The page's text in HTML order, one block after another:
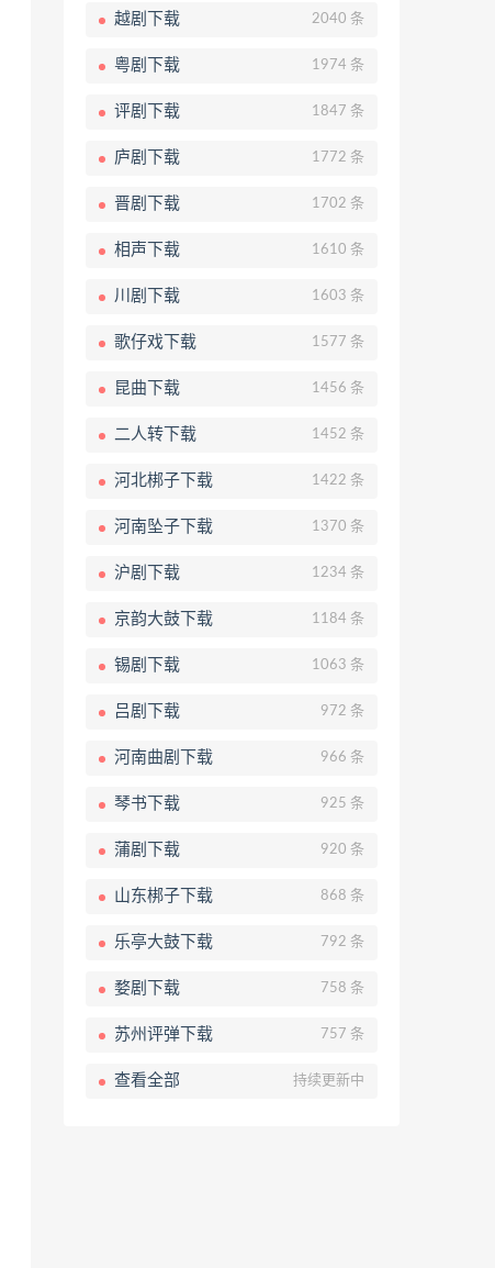
越剧下载 2040 条
粤剧下载 1974 条
评剧下载 1847 条
庐剧下载 1772 条
晋剧下载 1702 条
相声下载 1610 条
川剧下载 1603 条
歌仔戏下载 1577 条
昆曲下载 1456 条
二人转下载 1452 条
河北梆子下载 1422 条
河南坠子下载 1370 条
沪剧下载 1234 条
京韵大鼓下载 1184 条
锡剧下载 1063 条
吕剧下载 972 条
河南曲剧下载 966 条
琴书下载 925 条
蒲剧下载 920 条
山东梆子下载 868 条
乐亭大鼓下载 792 条
婺剧下载 758 条
苏州评弹下载 757 条
查看全部 持续更新中